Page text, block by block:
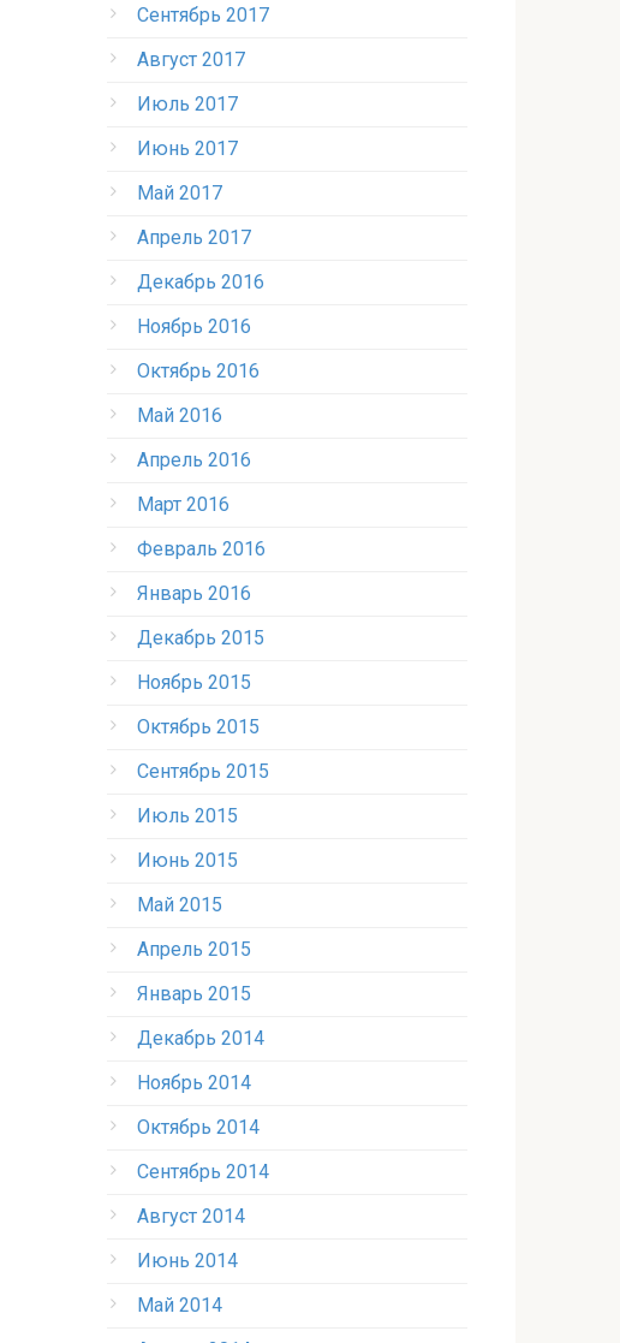
Сентябрь 2017
Август 2017
Июль 2017
Июнь 2017
Май 2017
Апрель 2017
Декабрь 2016
Ноябрь 2016
Октябрь 2016
Май 2016
Апрель 2016
Март 2016
Февраль 2016
Январь 2016
Декабрь 2015
Ноябрь 2015
Октябрь 2015
Сентябрь 2015
Июль 2015
Июнь 2015
Май 2015
Апрель 2015
Январь 2015
Декабрь 2014
Ноябрь 2014
Октябрь 2014
Сентябрь 2014
Август 2014
Июнь 2014
Май 2014